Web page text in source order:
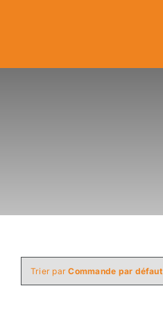
Trier parCommande par défaut